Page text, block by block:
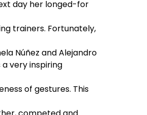
day her longed-for
trainers. Fortunately,
Núñez and Alejandro
very inspiring
of gestures. This